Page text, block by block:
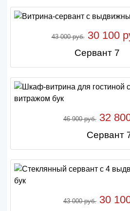
43 000 руб.30 100
Сервант 7
46 900 руб. 32
Сервант
43 000 руб. 30